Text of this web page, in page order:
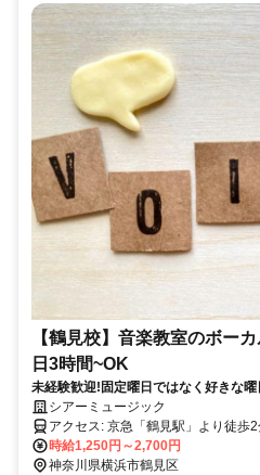
【鶴見校】音楽教室のボー
日3時間~OK
未経験歓迎!固定曜日ではなく好きな
シアーミュージック
アクセス: 京急「鶴見駅」よ
時給1,250円～2,700円
神奈川県横浜市鶴見区